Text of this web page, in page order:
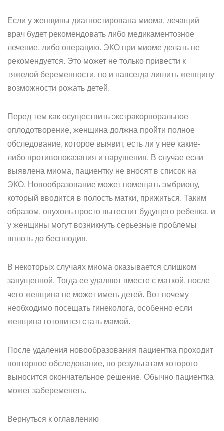
Если у женщины диагностирована миома, лечащий
врач будет рекомендовать либо медикаментозное
лечение, либо операцию. ЭКО при миоме делать не
рекомендуется. Это может не только привести к
тяжелой беременности, но и навсегда лишить женщину
возможности рожать детей.
Перед тем как осуществить экстракорпоральное
оплодотворение, женщина должна пройти полное
обследование, которое выявит, есть ли у нее какие-
либо противопоказания и нарушения. В случае если
выявлена миома, пациентку не вносят в список на
ЭКО. Новообразование может помещать эмбриону,
который вводится в полость матки, прижиться. Таким
образом, опухоль просто вытеснит будущего ребенка, и
у женщины могут возникнуть серьезные проблемы
вплоть до бесплодия.
В некоторых случаях миома оказывается слишком
запущенной. Тогда ее удаляют вместе с маткой, после
чего женщина не может иметь детей. Вот почему
необходимо посещать гинеколога, особенно если
женщина готовится стать мамой.
После удаления новообразования пациентка проходит
повторное обследование, по результатам которого
выносится окончательное решение. Обычно пациентка
может забеременеть.
Вернуться к оглавлению